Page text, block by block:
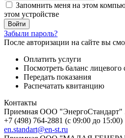
Запомнить меня на этом
этом устройстве
Забыли пароль?
После авторизации на сайте вы
Оплатить услуги
Посмотреть баланс лицевого
Передать показания
Распечатать квитанцию
Контакты
Приемная ООО "ЭнергоСтандарт"
+7 (498) 764-2881 (с 09:00 до 15:00)
en.standart@en-st.ru